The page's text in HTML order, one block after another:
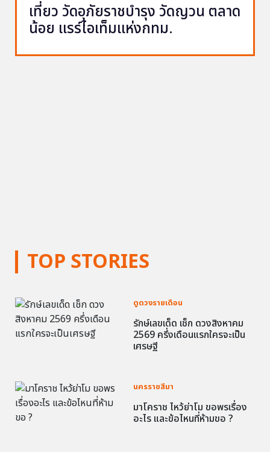
TOP STORIES
ดูดวงรายเดือน
รักษ์เลขเด็ด เช็ก ดวงสิงหาคม
2569 ครึ่งเดือนแรกใครจะเป็น
เศรษฐี
นครราชสีมา
มาโคราช ไหว้ย่าโม ขอพรเรื่อง
อะไร และข้อไหนที่ห้ามขอ ?
เที่ยว วัดอุภัยราชบำรุง วัดญวน ตลาด
น้อย แรร์ไอเท็มแห่งกทม.